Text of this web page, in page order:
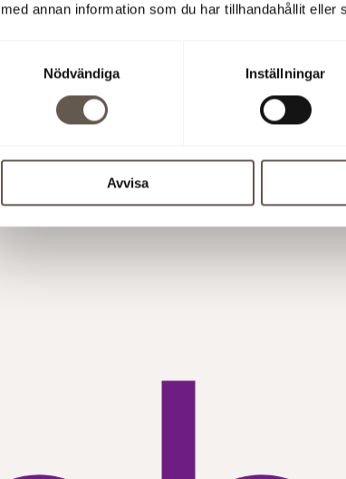
med annan information som du har tillhandahållit
Nödvändiga
Inställningar
Avvisa